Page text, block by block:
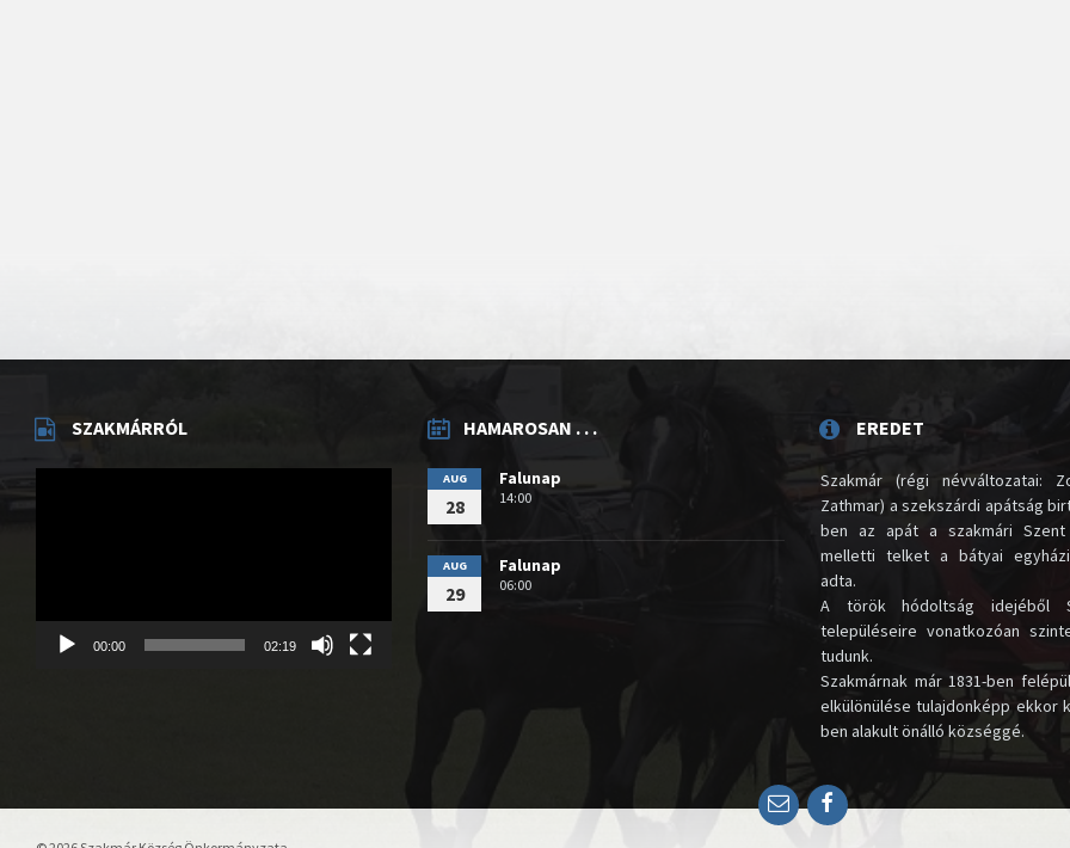
SZAKMÁRRÓL
00:00 02:19
HAMAROSAN . . .
AUG
28
Falunap
14:00
AUG
29
Falunap
06:00
EREDET
Szakmár (régi névváltozatai:
Zathmar) a szekszárdi apátság
ben az apát a szakmári Szent
melletti telket a bátyai
adta.
A török hódoltság idejéből
településeire vonatkozóan
tudunk.
Szakmárnak már 1831-ben
elkülönülése tulajdonképp ekkor
ben alakult önálló községgé.
EmailFacebook